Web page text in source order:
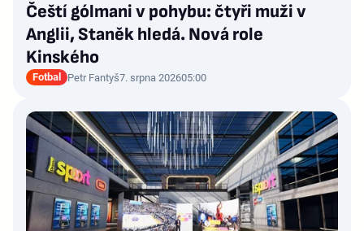
Čeští gólmani v pohybu: čtyři muži v
Anglii, Staněk hledá. Nová role
Kinského
Fotbal Petr Fantyš7. srpna 202605:00